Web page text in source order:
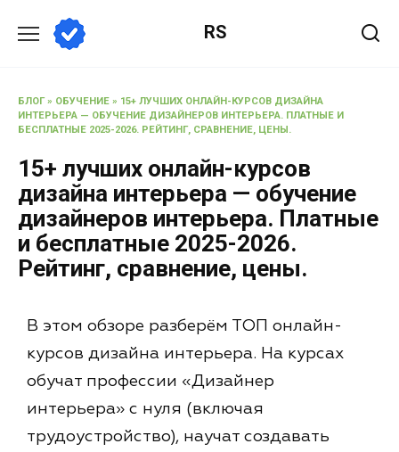
RS
БЛОГ» ОБУЧЕНИЕ » 15+ ЛУЧШИХ ОНЛАЙН-КУРСОВ ДИЗАЙНА
ИНТЕРЬЕРА — ОБУЧЕНИЕ ДИЗАЙНЕРОВ ИНТЕРЬЕРА. ПЛАТНЫЕ И
БЕСПЛАТНЫЕ 2025-2026. РЕЙТИНГ, СРАВНЕНИЕ, ЦЕНЫ.
15+ лучших онлайн-курсов
дизайна интерьера — обучение
дизайнеров интерьера. Платные
и бесплатные 2025-2026.
Рейтинг, сравнение, цены.
В этом обзоре разберём ТОП онлайн-
курсов дизайна интерьера. На курсах
обучат профессии «Дизайнер
интерьера» с нуля (включая
трудоустройство), научат создавать